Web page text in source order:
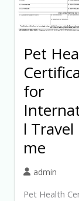
Pet
for
l
me
admin
Pet Health